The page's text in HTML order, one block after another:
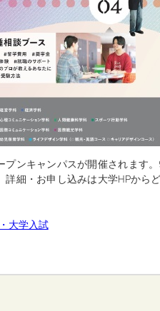
プンキャンパスが開催されます
詳細・お申し込みは大学HPからど
大学入試